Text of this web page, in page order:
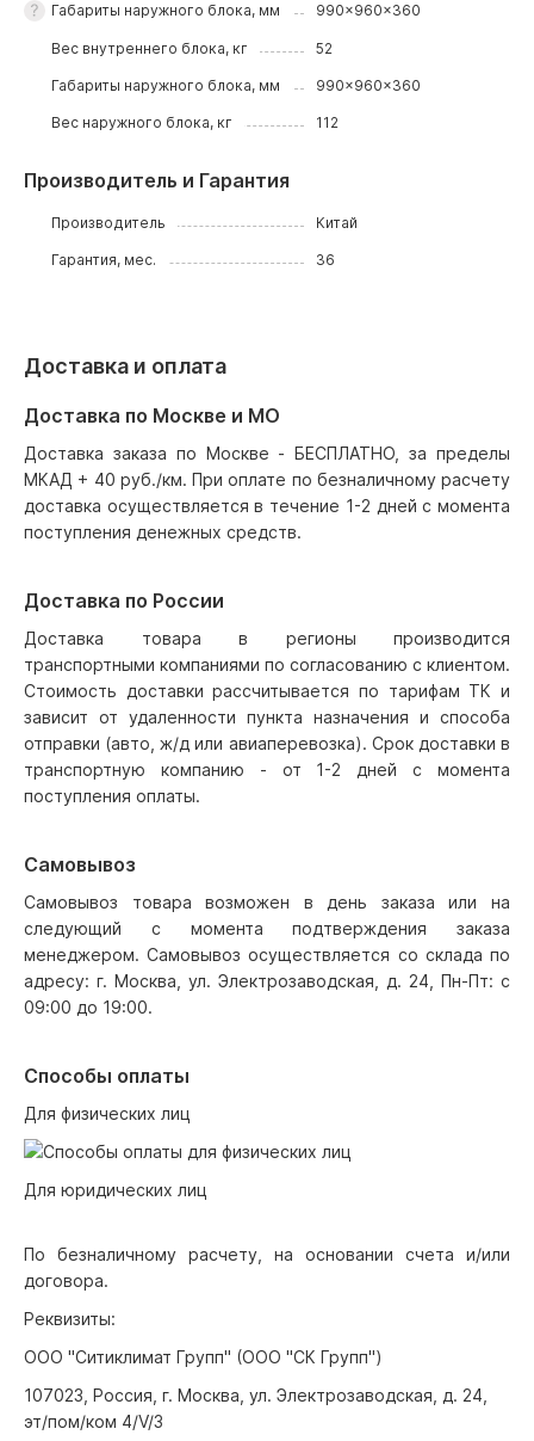
Габариты наружного блока, мм 990x960x360
Вес внутреннего блока, кг 52
Габариты наружного блока, мм 990x960x360
Вес наружного блока, кг 112
Производитель и Гарантия
Производитель Китай
Гарантия, мес. 36
Доставка и оплата
Доставка по Москве и МО
Доставка заказа по Москве - БЕСПЛАТНО, за пределы
МКАД + 40 руб./км. При оплате по безналичному расчету
доставка осуществляется в течение 1-2 дней с момента
поступления денежных средств.
Доставка по России
Доставка товара в регионы производится
транспортными компаниями по согласованию с клиентом.
Стоимость доставки рассчитывается по тарифам ТК и
зависит от удаленности пункта назначения и способа
отправки (авто, ж/д или авиаперевозка). Срок доставки в
транспортную компанию - от 1-2 дней с момента
поступления оплаты.
Самовывоз
Самовывоз товара возможен в день заказа или на
следующий с момента подтверждения заказа
менеджером. Самовывоз осуществляется со склада по
адресу: г. Москва, ул. Электрозаводская, д. 24, Пн-Пт: с
09:00 до 19:00.
Способы оплаты
Для физических лиц
Для юридических лиц
По безналичному расчету, на основании счета и/или
договора.
Реквизиты:
ООО "Ситиклимат Групп" (ООО "СК Групп")
107023, Россия, г. Москва, ул. Электрозаводская, д. 24,
эт/пом/ком 4/V/3